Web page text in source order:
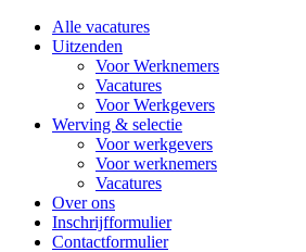
Alle vacatures
Uitzenden
Voor Werknemers
Vacatures
Voor Werkgevers
Werving & selectie
Voor werkgevers
Voor werknemers
Vacatures
Over ons
Inschrijfformulier
Contactformulier